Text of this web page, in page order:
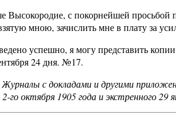
Высокородие, с покорнейшей
мною, зачислить мне в плату за
успешно, я могу представить
24 дня. №17.
Журналы с докладами и другими
го октября 1905 года и экстренного 29